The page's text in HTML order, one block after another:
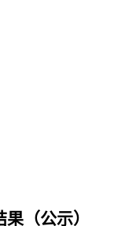
（公示）